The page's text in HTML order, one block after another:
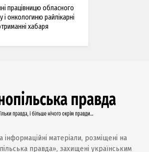
працівницю обласного
онкологиню райлікарні
хабаря
інформаційні матеріали, розміщені на
правда», захищені українським